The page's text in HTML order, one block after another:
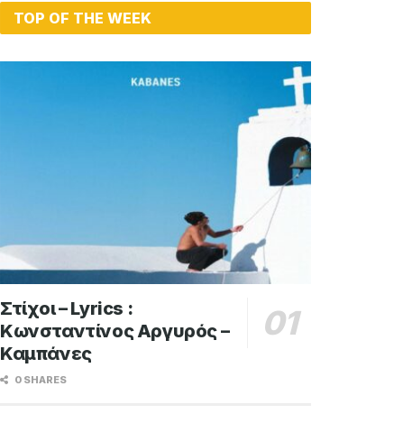
TOP OF THE WEEK
Στίχοι – Lyrics :
Κωνσταντίνος Αργυρός –
Καμπάνες
0 SHARES